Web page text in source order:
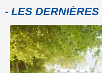
- LES DERNIÈRES